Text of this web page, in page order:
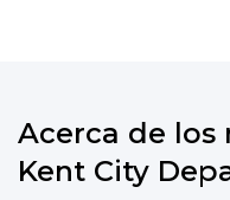
Acerca de los
Kent City